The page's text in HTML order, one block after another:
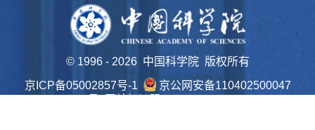
© 1996 - 2026 中国科学院 版权所有
京ICP备05002857号-1
京公网安备110402500047